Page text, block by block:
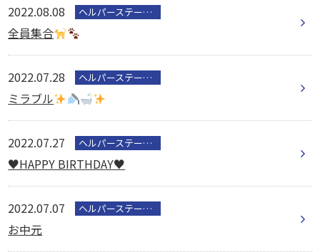
2022.08.08 ヘルパーステーション
全員集合
2022.07.28 ヘルパーステーション
ミラブル
2022.07.27 ヘルパーステーション
♥️HAPPY BIRTHDAY♥️
2022.07.07 ヘルパーステーション
お中元